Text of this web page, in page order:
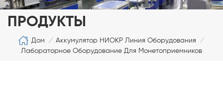
ПРОДУКТЫ
Дом / Аккумулятор НИОКР Линия Оборудования /
Лабораторное Оборудование Для Монетоприемников